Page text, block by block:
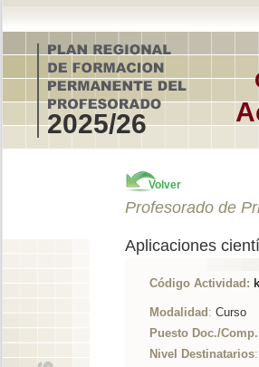
2025/26
Volver
Profesorado de
Aplicaciones
Código Actividad:
Modalidad : Curso
Puesto Doc./
Nivel Destinatarios: